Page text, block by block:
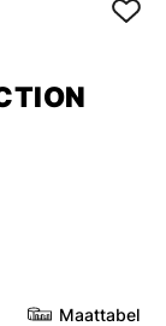
Maattabel